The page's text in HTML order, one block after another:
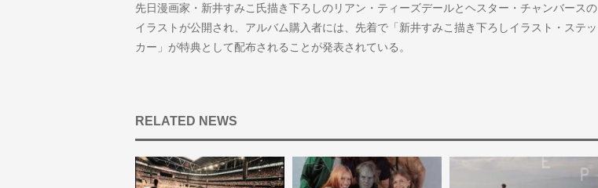
先日漫画家・新井すみこ氏描き下ろしのリアン・ティーズデールとヘスター・チャンバースの
イラストが公開され、アルバム購入者には、先着で「新井すみこ描き下ろしイラスト・ステッ
カー」が特典として配布されることが発表されている。
RELATED NEWS